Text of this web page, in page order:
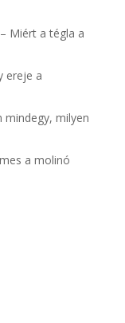
Miért a tégla a
ereje a
milyen
a molinó